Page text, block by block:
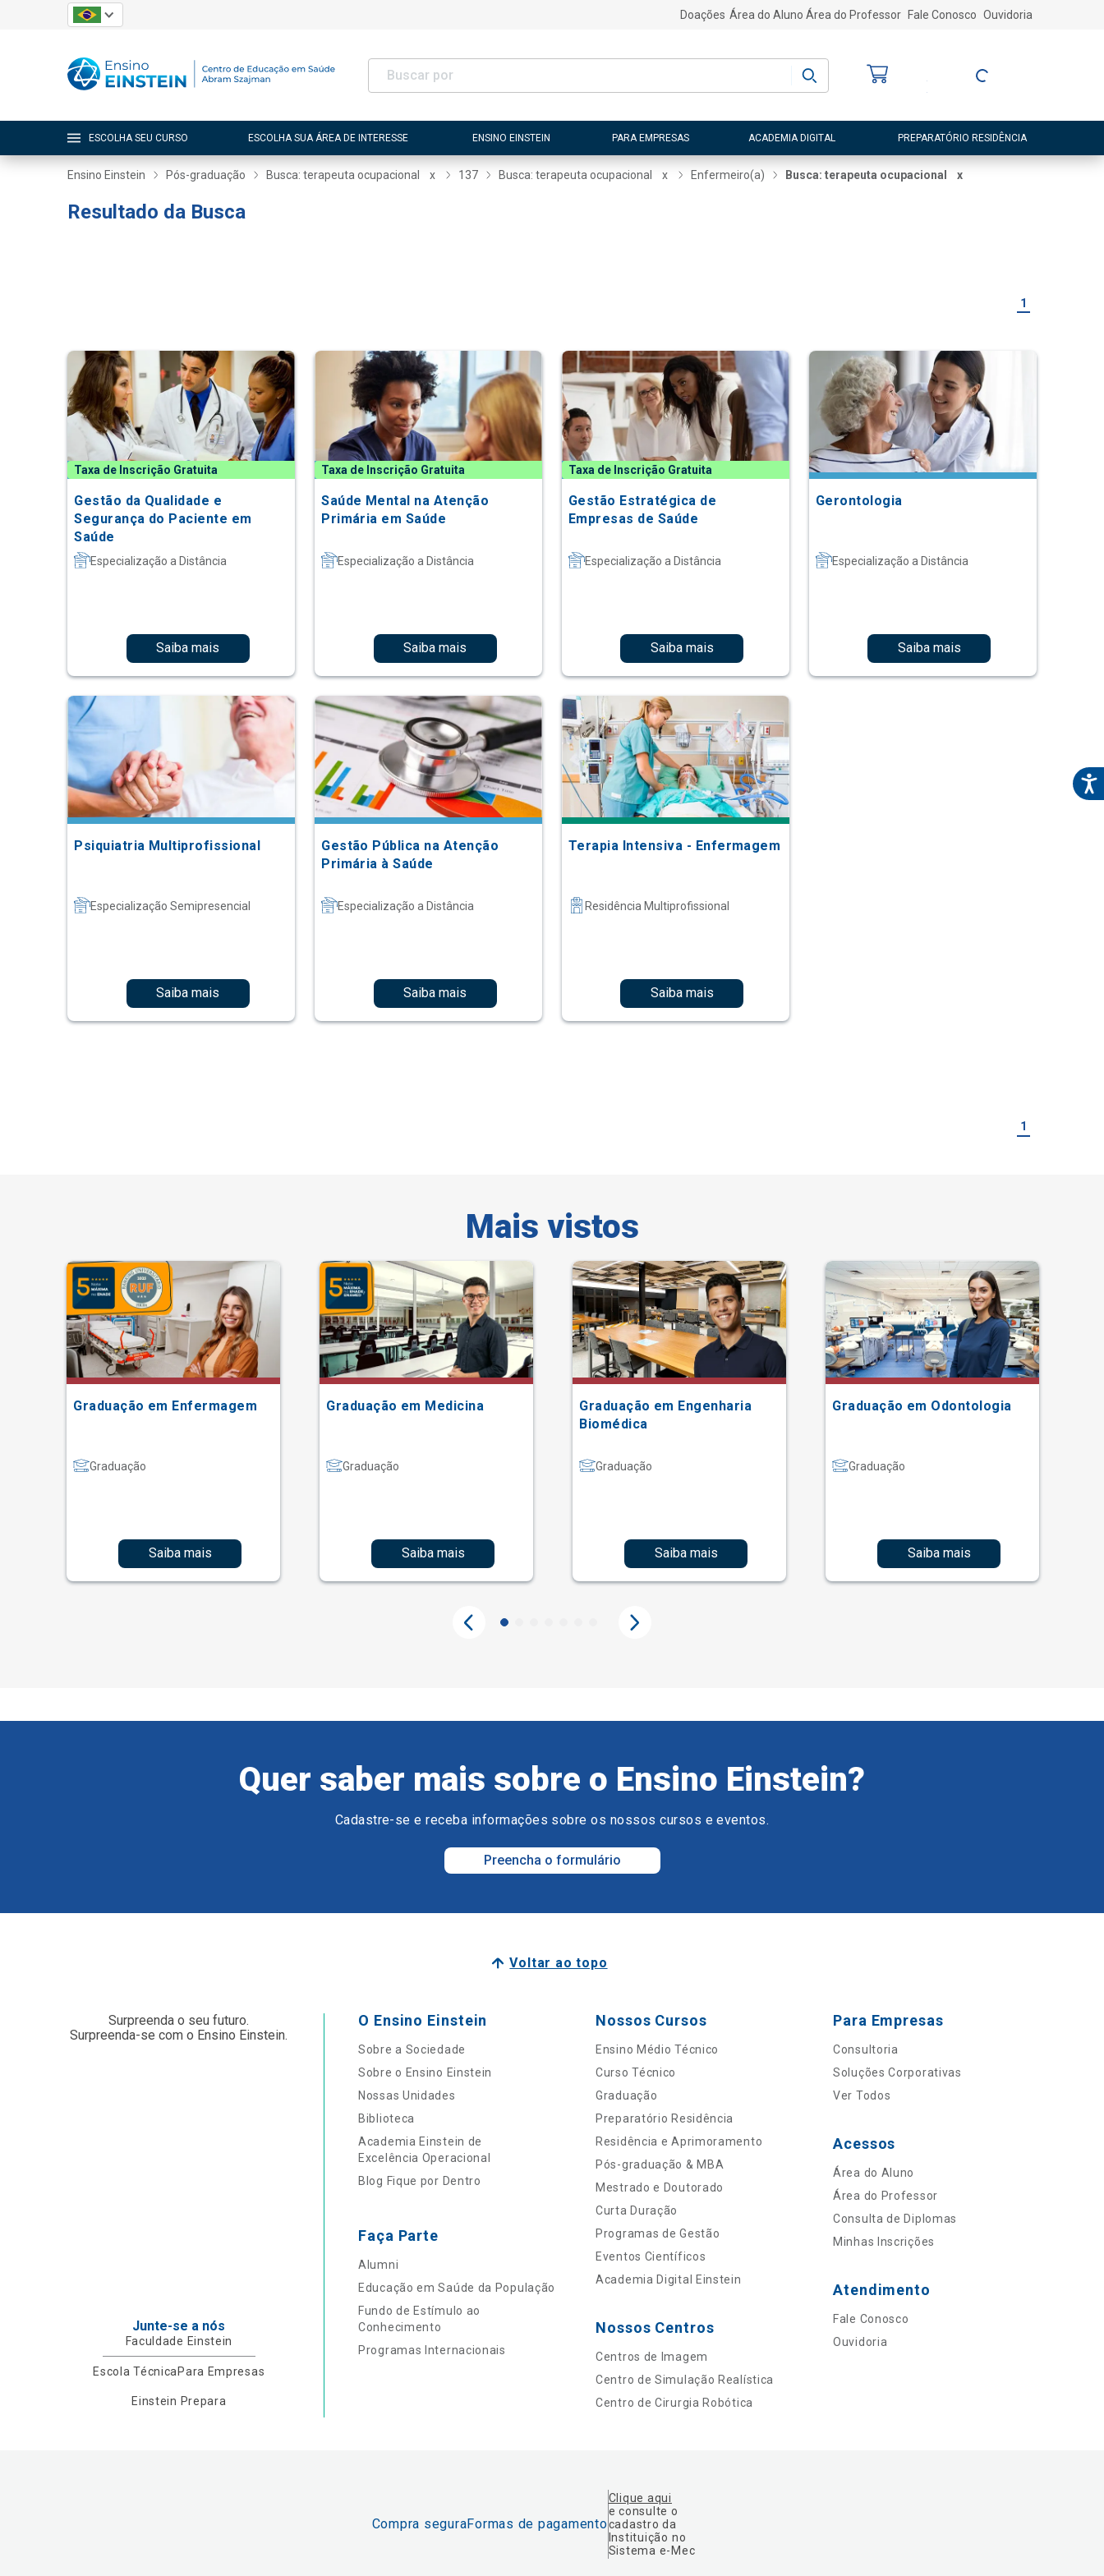
Doações Área do Aluno Área do Professor Fale Conosco Ouvidoria
Entre ou Cadastre-
ESCOLHA SEU CURSO ESCOLHA SUA ÁREA DE INTERESSE ENSINO EINSTEIN PARA EMPRESAS ACADEMIA DIGITAL PREPARATÓRIO RESIDÊNCIA
Ensino Einstein Pós-graduação Busca: terapeuta ocupacional x 137 Busca: terapeuta ocupacional x Enfermeiro(a) Busca: terapeuta ocupacional x
Resultado da Busca
1
Taxa de Inscrição Gratuita
Gestão da Qualidade e
Segurança do Paciente em
Saúde
Especialização a Distância
Saiba mais
Taxa de Inscrição Gratuita
Saúde Mental na Atenção
Primária em Saúde
Especialização a Distância
Saiba mais
Taxa de Inscrição Gratuita
Gestão Estratégica de
Empresas de Saúde
Especialização a Distância
Saiba mais
Gerontologia
Especialização a Distância
Saiba mais
Psiquiatria Multiprofissional
Especialização Semipresencial
Saiba mais
Gestão Pública na Atenção
Primária à Saúde
Especialização a Distância
Saiba mais
Terapia Intensiva - Enfermagem
Residência Multiprofissional
Saiba mais
1
Mais vistos
Graduação em Enfermagem
Graduação
Saiba mais
Graduação em Medicina
Graduação
Saiba mais
Graduação em Engenharia
Biomédica
Graduação
Saiba mais
Graduação em Odontologia
Graduação
Saiba mais
Quer saber mais sobre o Ensino Einstein?
Cadastre-se e receba informações sobre os nossos cursos e eventos.
Preencha o formulário
Voltar ao topo
Surpreenda o seu futuro.
Surpreenda-se com o Ensino Einstein.
Junte-se a nós
Faculdade Einstein
Escola Técnica Para Empresas
Einstein Prepara
O Ensino Einstein
Sobre a Sociedade
Sobre o Ensino Einstein
Nossas Unidades
Biblioteca
Academia Einstein de
Excelência Operacional
Blog Fique por Dentro
Faça Parte
Alumni
Educação em Saúde da População
Fundo de Estímulo ao
Conhecimento
Programas Internacionais
Nossos Cursos
Ensino Médio Técnico
Curso Técnico
Graduação
Preparatório Residência
Residência e Aprimoramento
Pós-graduação & MBA
Mestrado e Doutorado
Curta Duração
Programas de Gestão
Eventos Científicos
Academia Digital Einstein
Nossos Centros
Centros de Imagem
Centro de Simulação Realística
Centro de Cirurgia Robótica
Para Empresas
Consultoria
Soluções Corporativas
Ver Todos
Acessos
Área do Aluno
Área do Professor
Consulta de Diplomas
Minhas Inscrições
Atendimento
Fale Conosco
Ouvidoria
Compra seguraFormas de pagamento
Clique aqui
e consulte o
cadastro da
Instituição no
Sistema e-Mec